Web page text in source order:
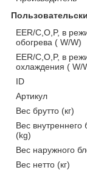
EER/C,O,P, в
обогрева ( W/W)
EER/C,O,P, в
охлаждения ( W/
ID
Артикул
Вес брутто (кг)
Вес внутреннего
(kg)
Вес наружного
Вес нетто (кг)